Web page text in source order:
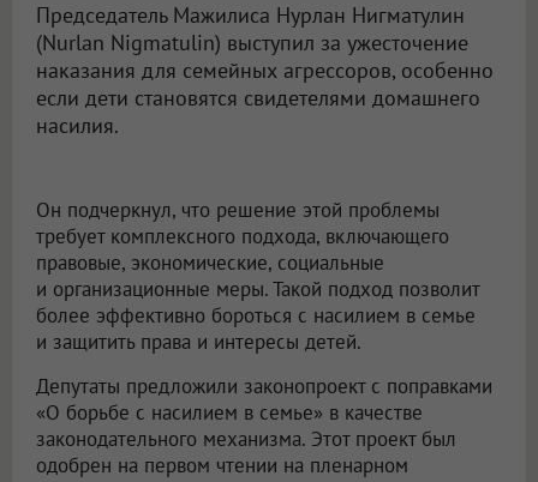
Председатель Мажилиса Нурлан Нигматулин
(Nurlan Nigmatulin) выступил за ужесточение
наказания для семейных агрессоров, особенно
если дети становятся свидетелями домашнего
насилия.
Он подчеркнул, что решение этой проблемы
требует комплексного подхода, включающего
правовые, экономические, социальные
и организационные меры. Такой подход позволит
более эффективно бороться с насилием в семье
и защитить права и интересы детей.
Депутаты предложили законопроект с поправками
«О борьбе с насилием в семье» в качестве
законодательного механизма. Этот проект был
одобрен на первом чтении на пленарном